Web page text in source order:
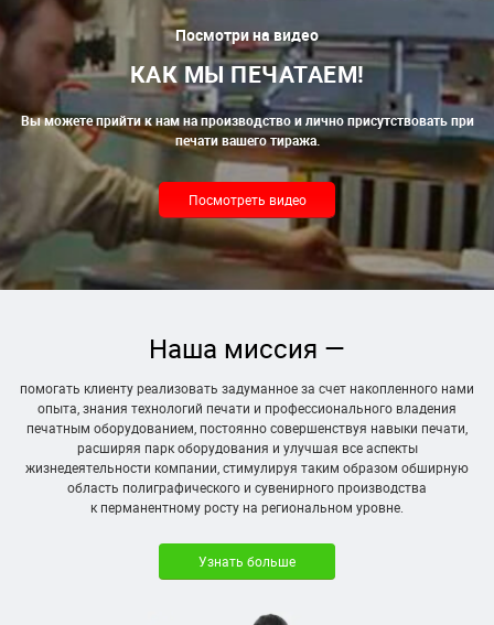
Посмотри на видео
КАК МЫ ПЕЧАТАЕМ!
Вы можете прийти к нам на производство и лично присутствовать при
печати вашего тиража.
Посмотреть видео
Наша миссия —
помогать клиенту реализовать задуманное за счет накопленного нами
опыта, знания технологий печати и профессионального владения
печатным оборудованием, постоянно совершенствуя навыки печати,
расширяя парк оборудования и улучшая все аспекты
жизнедеятельности компании, стимулируя таким образом обширную
область полиграфического и сувенирного производства
к перманентному росту на региональном уровне.
Узнать больше